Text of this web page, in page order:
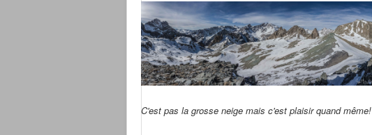
C'est pas la grosse neige mais c'est plaisir quand même!